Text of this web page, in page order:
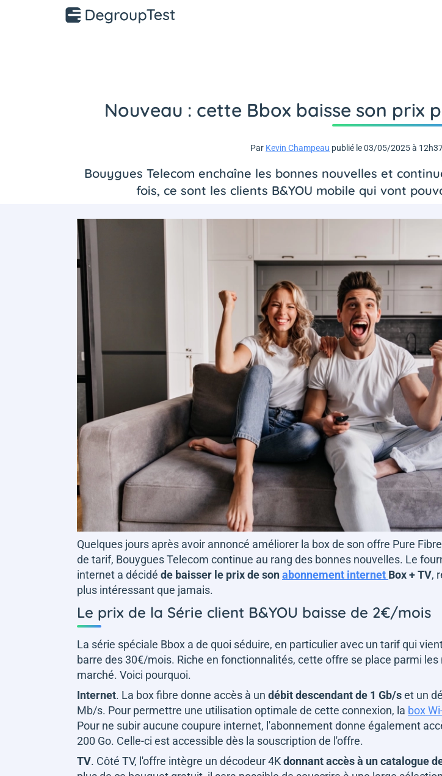
Nouveau : cette Bbox baisse son prix
Par Kevin Champeau publié le 03/05/2025 à
Bouygues Telecom enchaîne les bonnes nouvelles et
fois, ce sont les clients B&YOU mobile qui vont
Quelques jours après avoir annoncé améliorer la box de son offre Pure
de tarif, Bouygues Telecom continue au rang des bonnes nouvelles. Le
internet a décidé de baisser le prix de sonabonnement internet Box + TV,
plus intéressant que jamais.
Le prix de la Série client B&YOU baisse de 2€/mois
La série spéciale Bbox a de quoi séduire, en particulier avec un tarif qui
barre des 30€/mois. Riche en fonctionnalités, cette offre se place parmi les
marché. Voici pourquoi.
Internet. La box fibre donne accès à un débit descendant de 1 Gb/set un
Mb/s. Pour permettre une utilisation optimale de cette connexion, la box
Pour ne subir aucune coupure internet, l'abonnement donne également
200 Go. Celle-ci est accessible dès la souscription de l'offre.
TV. Côté TV, l'offre intègre un décodeur 4Kdonnant accès à un catalogue